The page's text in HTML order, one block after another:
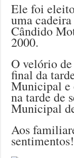
Ele foi
uma
Cândido
2000.
O velório
final da
Municipal e
na tarde de
Municipal
Aos
sentimentos!